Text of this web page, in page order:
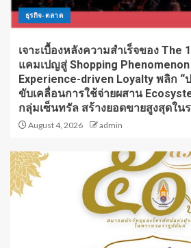
ธุรกิจ-ตลาด
เจาะเบื้องหลังความสำเร็จของ The
แคมเปญสู่ Shopping Phenomenon
Experience-driven Loyalty พลิก “
ขับเคลื่อนการใช้จ่ายผสาน
กลุ่มเซ็นทรัล สร้างยอดขายสูงสุดใน
August 4, 2026 admin